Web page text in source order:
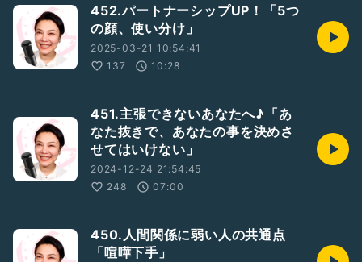
私が、みんなと共有したいこと
そんな放送です
#クレジットカード不正使用#クレジットカード不正利用
#誰かにクレジットカード使われた
#染井よしの#そめいよしの
#やっつけたい #泣き寝入り
452.パートナーシップUP！「5つ
の顔、使い分け」
2025-03-21 10:54:41
137
10:28
451.主張できないあなたへ♪「あ
なた抜きで、あなたの事を決めさ
せてはいけない」
2024-12-24 21:54:45
248
07:00
450.人間関係に弱い人の共通点
「喧嘩下手」